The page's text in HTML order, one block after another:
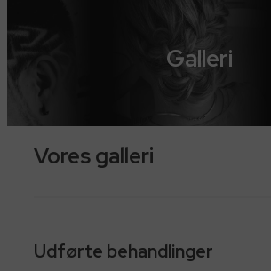
Galleri
Vores galleri
Udførte behandlinger